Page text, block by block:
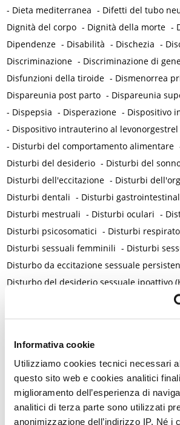
Informativa cookie
Utilizziamo cookies tecnici necessari
questo sito web e cookies analitici
miglioramento dell’esperienza di
analitici di terza parte sono utilizzati
anonimizzazione dell’indirizzo IP. Né i
- Dieta mediterranea - Difetti del tubo
Dignità del corpo - Dignità della morte -
Dipendenze - Disabilità - Dischezia -
Discriminazione - Discriminazione di
Disfunzioni della tiroide - Dismenorrea
Dispareunia post parto - Dispareunia
- Dispepsia - Disperazione - Dispositivo
- Dispositivo intrauterino al levonorgestrel
- Disturbi del comportamento alimentare
Disturbi del desiderio - Disturbi del
Disturbi dell'eccitazione - Disturbi
Disturbi dentali - Disturbi
Disturbi mestruali - Disturbi oculari -
Disturbi psicosomatici - Disturbi
Disturbi sessuali femminili - Disturbi
Disturbo da eccitazione sessuale
Disturbo del desiderio sessuale ipoattivo
Divulgazione
Dolore acuto -Dolore ai rapporti -
Dolore e bruciore vulvare
Dolore mestruale / Dismenorrea -
Dolore neuropatico -Dolore nocicettivo -
Dolore osteo-articolare Dolore ovulatorio
Dolore pelvico acuto -Dolore pelvico